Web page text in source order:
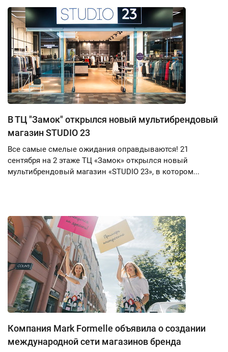
В ТЦ "Замок" открылся новый мультибрендовый
магазин STUDIO 23
Все самые смелые ожидания оправдываются! 21
сентября на 2 этаже ТЦ «Замок» открылся новый
мультибрендовый магазин «STUDIO 23», в котором...
Компания Mark Formelle объявила о создании
международной сети магазинов бренда